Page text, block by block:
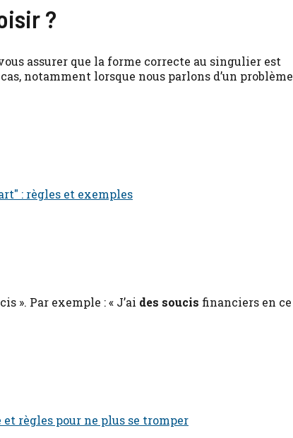
?
assurer que la forme correcte au singulier est
notamment lorsque nous parlons d’un problème
: règles et exemples
». Par exemple : « J’ai des soucis financiers en ce
règles pour ne plus se tromper